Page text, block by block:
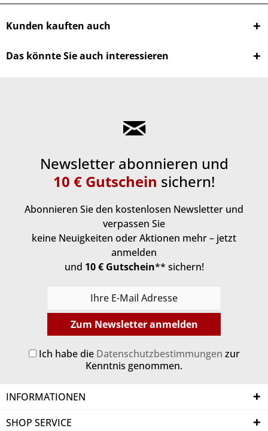
Kunden kauften auch
Das könnte Sie auch interessieren
Newsletter abonnieren und
10 € Gutschein sichern!
Abonnieren Sie den kostenlosen Newsletter und
verpassen Sie
keine Neuigkeiten oder Aktionen mehr – jetzt
anmelden
und 10 € Gutschein** sichern!
Zum Newsletter anmelden
Ich habe die Datenschutzbestimmungen zur
Kenntnis genommen.
INFORMATIONEN
SHOP SERVICE